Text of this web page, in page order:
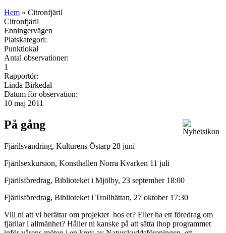
Hem » Citronfjäril
Citronfjäril
Enningervägen
Platskategori:
Punktlokal
Antal observationer:
1
Rapportör:
Linda Birkedal
Datum för observation:
10 maj 2011
På gång
Fjärilsvandring, Kulturens Östarp 28 juni
Fjärilsexkursion, Konsthallen Norra Kvarken 11 juli
Fjärilsföredrag, Biblioteket i Mjölby, 23 september 18:00
Fjärilsföredrag, Biblioteket i Trollhättan, 27 oktober 17:30
Vill ni att vi berättar om projektet hos er? Eller ha ett föredrag om
fjärilar i allmänhet? Håller ni kanske på att sätta ihop programmet